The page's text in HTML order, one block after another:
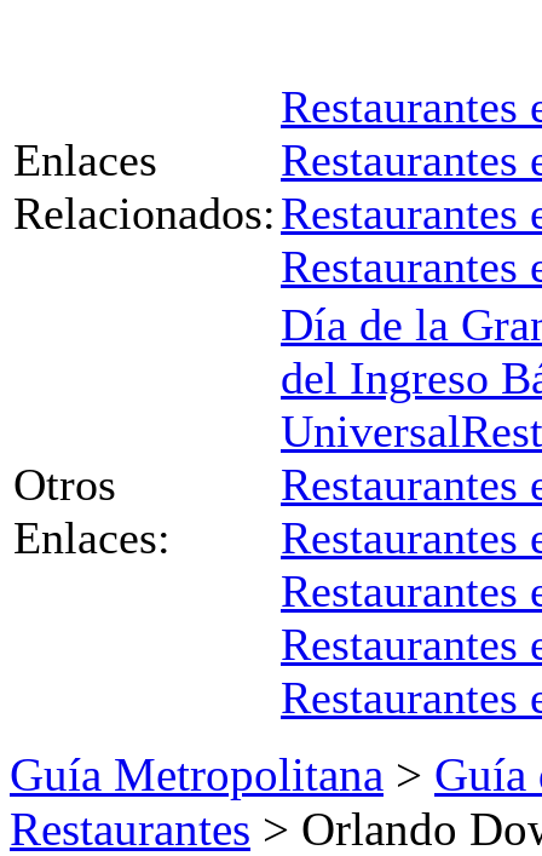
Enlaces
Relacionados:
Restaurantes
Restaurantes
Restaurantes
Otros
Enlaces:
Día de la
del Ingreso
Universal
Restaurantes
Restaurantes
Restaurantes
Restaurantes
Guía Metropolitana > Guía
Restaurantes > Orlando